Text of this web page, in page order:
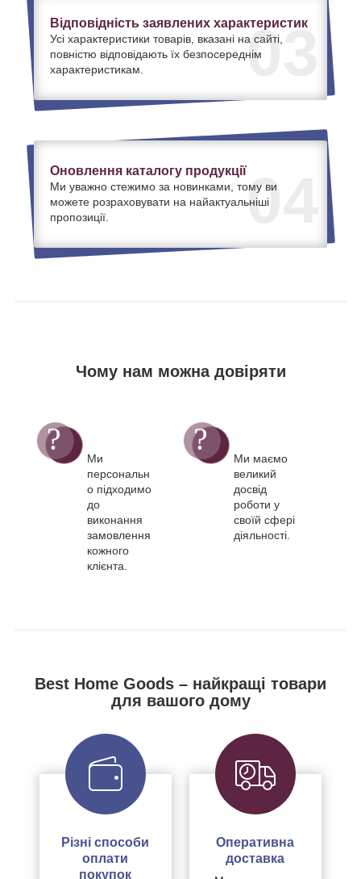
03
Відповідність заявлених характеристик
Усі характеристики товарів, вказані на сайті,
повністю відповідають їх безпосереднім
характеристикам.
04
Оновлення каталогу продукції
Ми уважно стежимо за новинками, тому ви
можете розраховувати на найактуальніші
пропозиції.
Чому нам можна довіряти
Ми
персональн
о підходимо
до
виконання
замовлення
кожного
клієнта.
Ми маємо
великий
досвід
роботи у
своїй сфері
діяльності.
Best Home Goods – найкращі товари
для вашого дому
Різні способи
оплати
покупок
Оперативна
доставка